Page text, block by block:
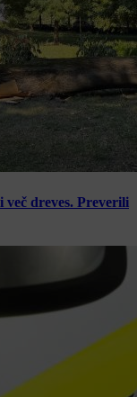
dreves. Preverili